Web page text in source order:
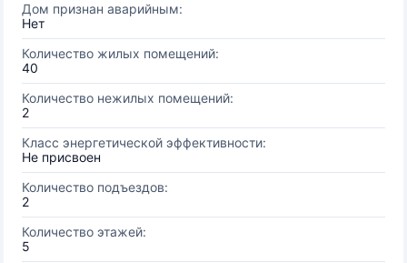
Дом признан аварийным:
Нет
Количество жилых помещений:
40
Количество нежилых помещений:
2
Класс энергетической эффективности:
Не присвоен
Количество подъездов:
2
Количество этажей:
5